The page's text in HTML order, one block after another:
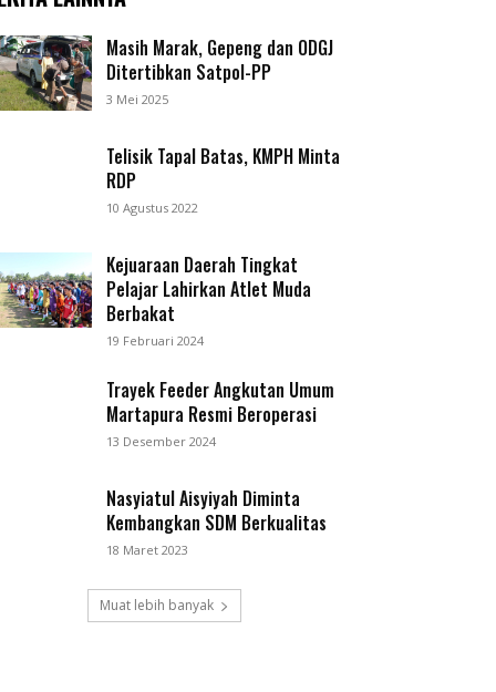
Masih Marak, Gepeng dan ODGJ
Ditertibkan Satpol-PP
3 Mei 2025
Telisik Tapal Batas, KMPH Minta
RDP
10 Agustus 2022
Kejuaraan Daerah Tingkat
Pelajar Lahirkan Atlet Muda
Berbakat
19 Februari 2024
Trayek Feeder Angkutan Umum
Martapura Resmi Beroperasi
13 Desember 2024
Nasyiatul Aisyiyah Diminta
Kembangkan SDM Berkualitas
18 Maret 2023
Muat lebih banyak